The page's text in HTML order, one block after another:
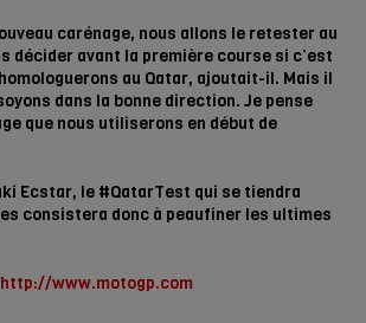
carénage, nous allons le retester au
décider avant la première course si c’est
au Qatar, ajoutait-il. Mais il
dans la bonne direction. Je pense
que nous utiliserons en début de
Ecstar, le #QatarTest qui se tiendra
consistera donc à peaufiner les ultimes
http://www.motogp.com